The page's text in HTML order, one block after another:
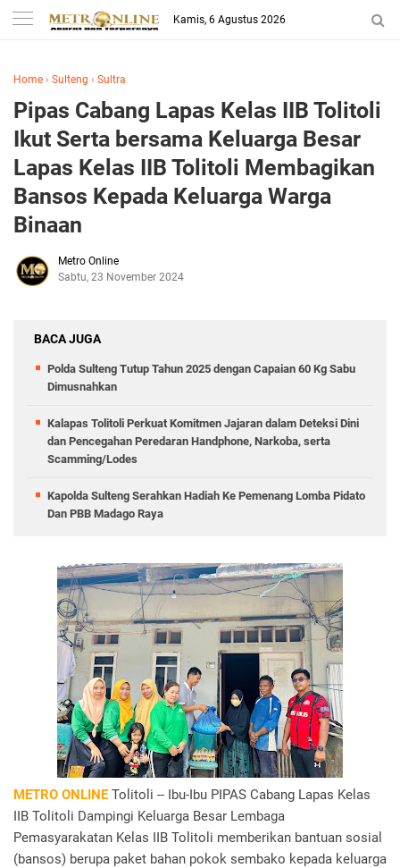
Kamis, 6 Agustus 2026
Home › Sulteng › Sultra
Pipas Cabang Lapas Kelas IIB Tolitoli
Ikut Serta bersama Keluarga Besar
Lapas Kelas IIB Tolitoli Membagikan
Bansos Kepada Keluarga Warga
Binaan
Metro Online
Sabtu, 23 November 2024
BACA JUGA
Polda Sulteng Tutup Tahun 2025 dengan Capaian 60 Kg Sabu
Dimusnahkan
Kalapas Tolitoli Perkuat Komitmen Jajaran dalam Deteksi Dini
dan Pencegahan Peredaran Handphone, Narkoba, serta
Scamming/Lodes
Kapolda Sulteng Serahkan Hadiah Ke Pemenang Lomba Pidato
Dan PBB Madago Raya
METRO ONLINETolitoli -- Ibu-Ibu PIPAS Cabang Lapas Kelas
IIB Tolitoli Dampingi Keluarga Besar Lembaga
Pemasyarakatan Kelas IIB Tolitoli memberikan bantuan sosial
(bansos) berupa paket bahan pokok sembako kepada keluarga